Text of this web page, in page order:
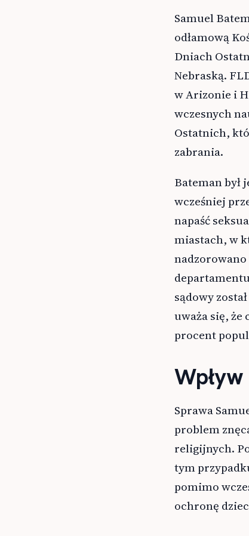
Samuel
odłamową
Dniach
Nebraską.
w Arizonie i
wczesnych
Ostatnich,
zabrania.
Bateman był
wcześniej
napaść
miastach, w
nadzorowano
sądowy
uważa się,
procent
Sprawa
problem
religijnych.
tym
pomimo
ochronę